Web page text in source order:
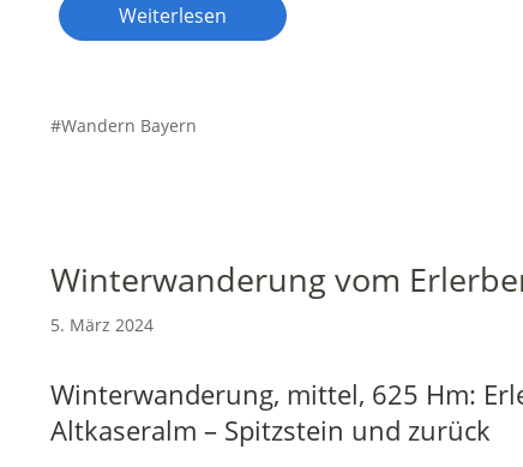
Weiterlesen
Wandern Bayern
Winterwanderung vom
5. März 2024
Winterwanderung, mittel, 625 Hm:
Altkaseralm – Spitzstein und zurück